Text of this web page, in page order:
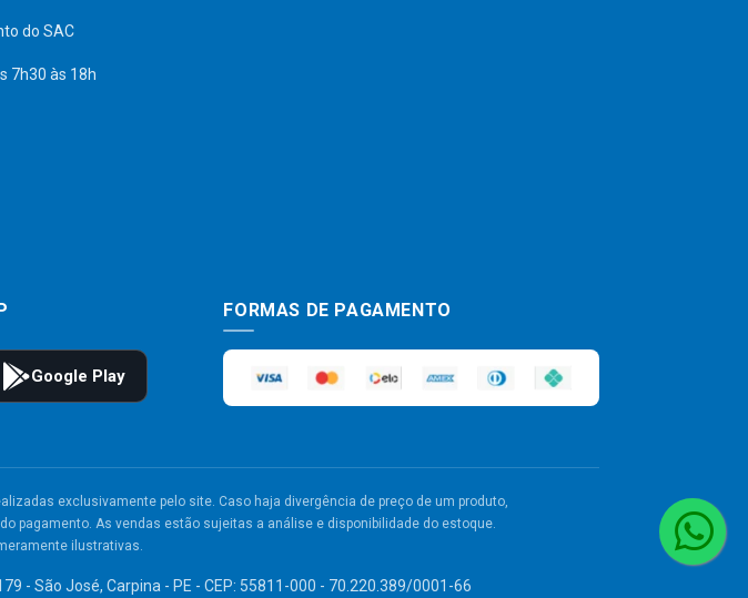
do SAC
7h30 às 18h
FORMAS DE PAGAMENTO
exclusivamente pelo site. Caso haja divergência de preço de um produto,
pagamento. As vendas estão sujeitas a análise e disponibilidade do estoque.
ilustrativas.
- São José, Carpina - PE - CEP: 55811-000 - 70.220.389/0001-66